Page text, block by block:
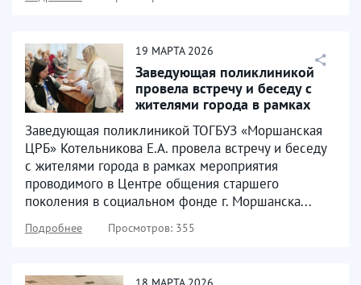
19 МАРТА 2026
Заведующая поликлиникой
провела встречу и беседу с
жителями города в рамках
Заведующая поликлиникой ТОГБУЗ «Моршанская
ЦРБ» Котельникова Е.А. провела встречу и беседу
с жителями города в рамках мероприятия
проводимого в Центре общения старшего
поколения в социальном фонде г. Моршанска...
Подробнее Просмотров: 355